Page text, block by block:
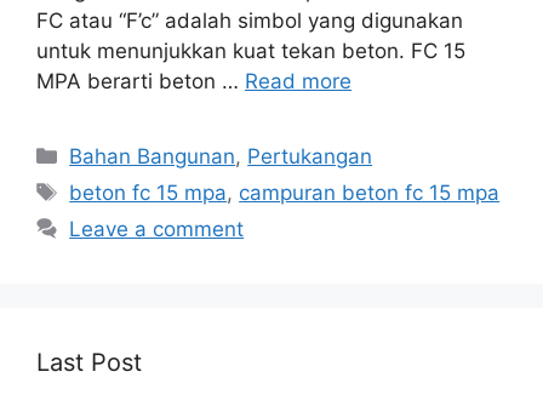
FC atau “F’c” adalah simbol yang digunakan
untuk menunjukkan kuat tekan beton. FC 15
MPA berarti beton … Read more
Categories
Bahan Bangunan, Pertukangan
Tags
beton fc 15 mpa, campuran beton fc 15 mpa
Leave a comment
Last Post